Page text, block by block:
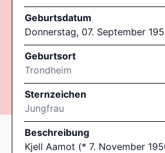
Geburtsdatum
Donnerstag, 07. September
Geburtsort
Trondheim
Sternzeichen
Jungfrau
Beschreibung
Kjell Aamot (* 7. November